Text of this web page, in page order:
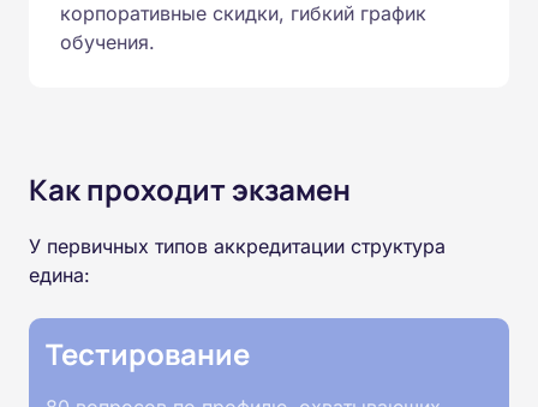
корпоративные скидки, гибкий график
обучения.
Как проходит экзамен
У первичных типов аккредитации структура
едина:
Тестирование